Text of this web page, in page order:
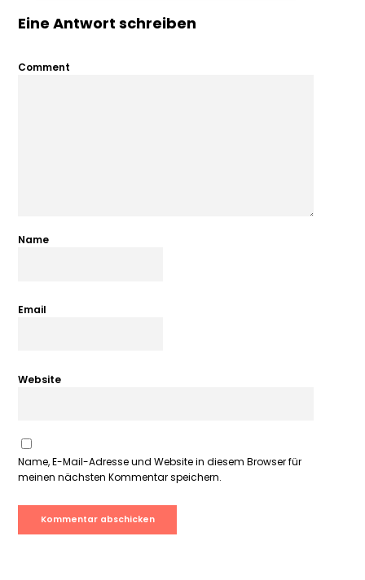
Eine Antwort schreiben
Comment
Name
Email
Website
Name, E-Mail-Adresse und Website in diesem Browser für
meinen nächsten Kommentar speichern.